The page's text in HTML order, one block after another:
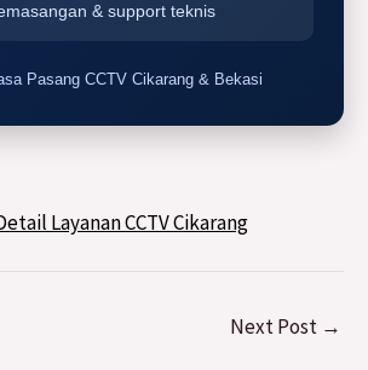
& support teknis
Pasang CCTV Cikarang & Bekasi
Layanan CCTV Cikarang
Next Post →